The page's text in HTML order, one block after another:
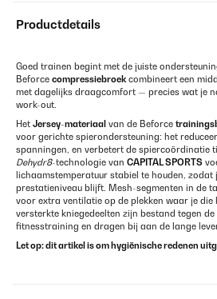
Productdetails
Goed trainen begint met de juiste
Beforce compressiebroekcombineert een
met dagelijks draagcomfort — precies wat je
work-out.
Het Jersey-materiaal van de Beforce
voor gerichte spierondersteuning: het
spanningen, en verbetert de spiercoördinatie
Dehydr8-technologie van CAPITAL SPORTS
lichaamstemperatuur stabiel te houden, zodat
prestatieniveau blijft. Mesh-segmenten in de
voor extra ventilatie op de plekken waar je die
versterkte kniegedeelten zijn bestand tegen
fitnesstraining en dragen bij aan de lange
Let op: dit artikel is om hygiënische redenen